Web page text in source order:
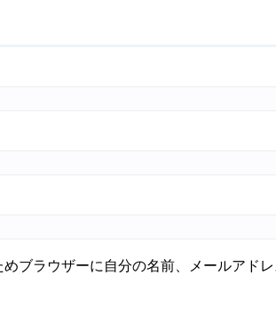
ブラウザーに自分の名前、メールアドレ